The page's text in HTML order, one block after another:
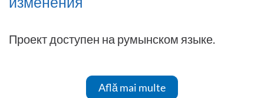
Проект доступен на румынском языке.
Află mai multe